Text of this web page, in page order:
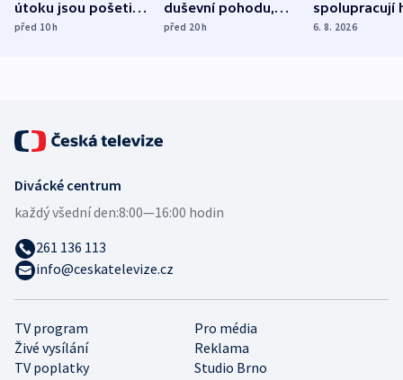
útoku jsou pošetilé,
míní estonský
před 10h
duševní pohodu,
ukázala
před 20h
spolupracují
různých zemí
6. 8. 2026
TV program
Pro média
Živé vysílání
Reklama
TV poplatky
Studio Brno
Divácké centrum
každý všední den:8:00—16:00 hodin
261 136 113
info@ceskatelevize.cz